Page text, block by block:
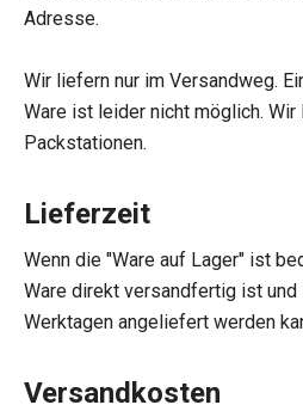
Adresse.
Wir liefern nur im Versandweg.
Ware ist leider nicht möglich.
Packstationen.
Lieferzeit
Wenn die "Ware auf Lager" ist
Ware direkt versandfertig ist und
Werktagen angeliefert werden
Versandkosten